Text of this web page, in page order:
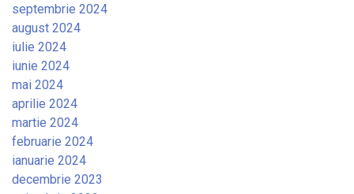
septembrie 2024
august 2024
iulie 2024
iunie 2024
mai 2024
aprilie 2024
martie 2024
februarie 2024
ianuarie 2024
decembrie 2023